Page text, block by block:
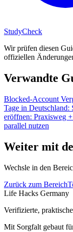
StudyCheck
Wir prüfen diesen
offiziellen
Verwandte
Blocked-Account
Tage in Deutschland:
eröffnen: Praxisweg
parallel nutzen
Weiter mit
Wechsle in den
Zurück zum Bereich
Life Hacks Germany
Verifizierte,
Mit Sorgfalt gebaut